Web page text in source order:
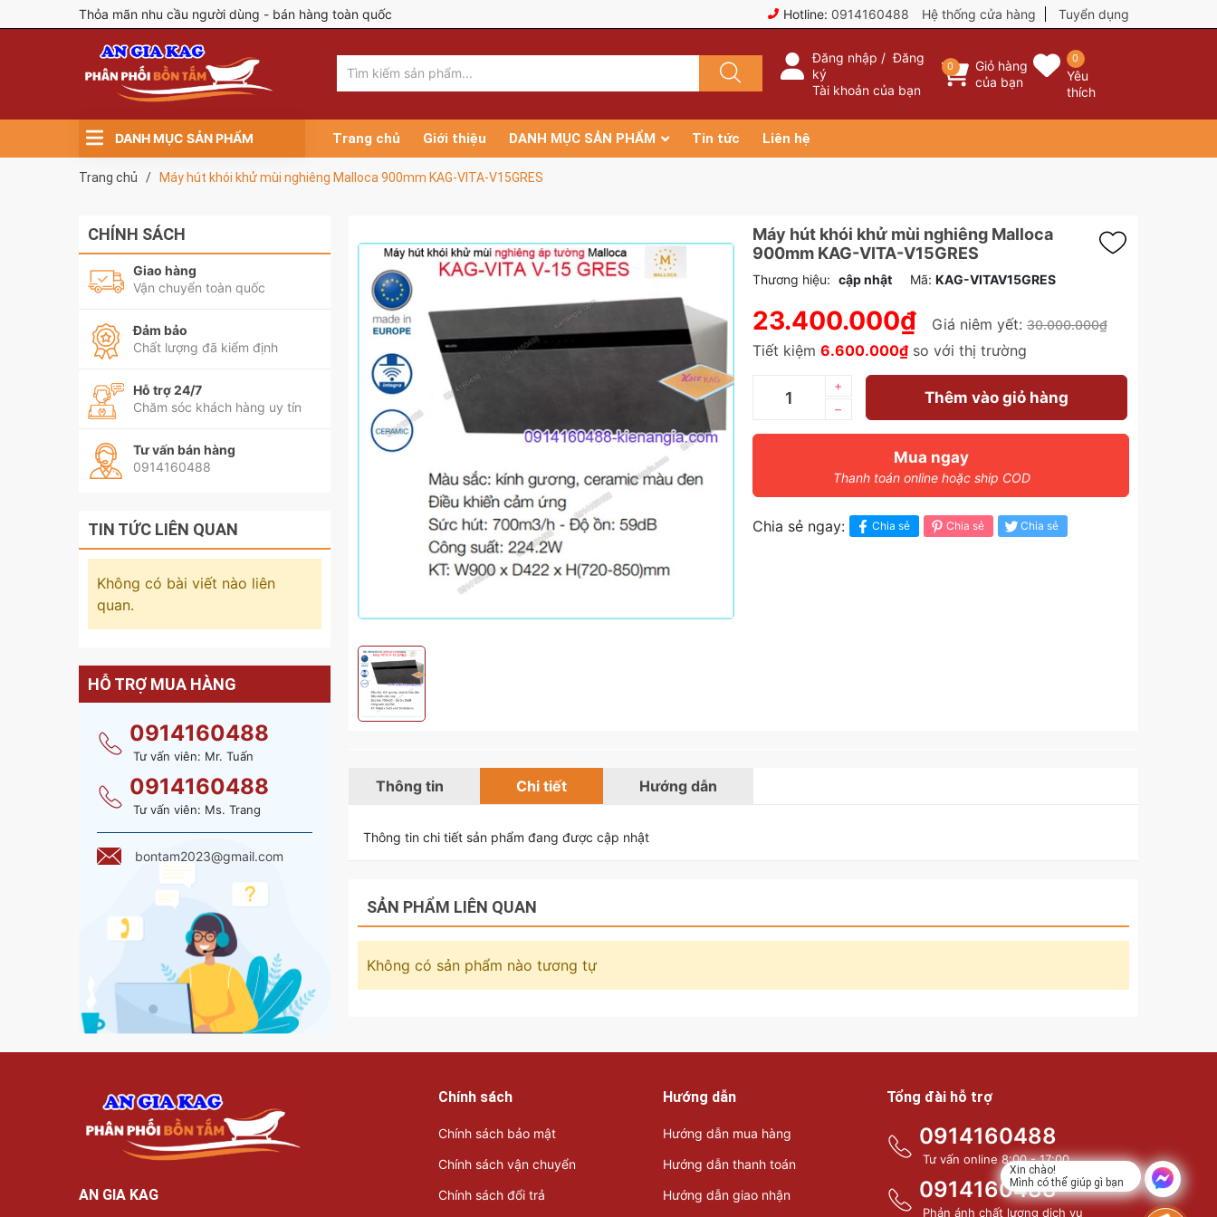
Thỏa mãn nhu cầu người dùng - bán hàng toàn quốc Hotline: 0914160488 Hệ thống cửa hàng Tuyển dụng
Đăng nhập /Đăng
ký
Tài khoản của bạn
0
Giỏ hàng
của bạn
0
Yêu
thích
DANH MỤC SẢN PHẨM Trang chủ Giới thiệu DANH MỤC SẢN PHẨM Tin tức Liên hệ
Trang chủ / Máy hút khói khử mùi nghiêng Malloca 900mm KAG-VITA-V15GRES
Máy hút khói khử mùi nghiêng Malloca
900mm KAG-VITA-V15GRES
Thương hiệu: cập nhật Mã: KAG-VITAV15GRES
23.400.000₫ Giá niêm yết:30.000.000₫
Tiết kiệm 6.600.000₫so với thị trường
–
+
Thêm vào giỏ hàng
Mua ngay
Thanh toán online hoặc ship COD
Chia sẻ ngay: Chia sẻ Chia sẻ Chia sẻ
Thông tin Chi tiết Hướng dẫn
Thông tin chi tiết sản phẩm đang được cập nhật
SẢN PHẨM LIÊN QUAN
Không có sản phẩm nào tương tự
CHÍNH SÁCH
Giao hàng
Vận chuyển toàn quốc
Đảm bảo
Chất lượng đã kiểm định
Hỗ trợ 24/7
Chăm sóc khách hàng uy tín
Tư vấn bán hàng
0914160488
TIN TỨC LIÊN QUAN
Không có bài viết nào liên
quan.
HỖ TRỢ MUA HÀNG
0914160488
Tư vấn viên: Mr. Tuấn
0914160488
Tư vấn viên: Ms. Trang
bontam2023@gmail.com
AN GIA KAG
Chính sách
Chính sách bảo mật
Chính sách vận chuyển
Chính sách đổi trả
Hướng dẫn
Hướng dẫn mua hàng
Hướng dẫn thanh toán
Hướng dẫn giao nhận
Tổng đài hỗ trợ
0914160488
Tư vấn online 8:00 - 17:00
0914160488
Phản ánh chất lượng dịch vụ
Xin chào!
Mình có thể giúp gì bạn